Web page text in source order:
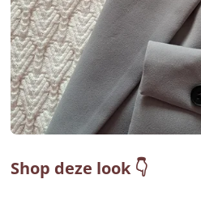
Shop deze look 👇